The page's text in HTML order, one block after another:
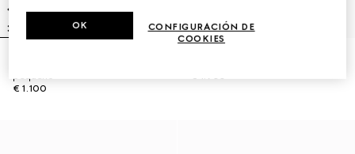
pequeño
€ 1.100
€ 1.900
CONFIGURACIÓN DE
COOKIES
OK